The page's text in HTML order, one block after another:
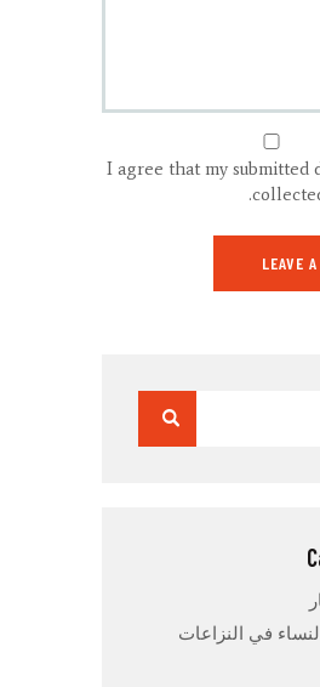
I agree that my submitted
في النزاعات